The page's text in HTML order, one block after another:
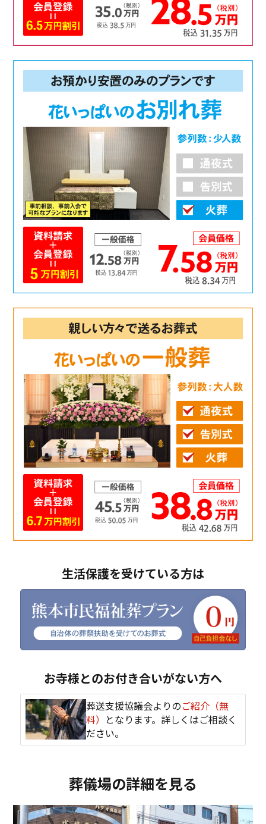
生活保護を受けている方は
お寺様とのお付き合いがない方へ
葬送支援協議会よりのご紹介（無
料） となります。詳しくはご相談く
ださい。
葬儀場の詳細を見る